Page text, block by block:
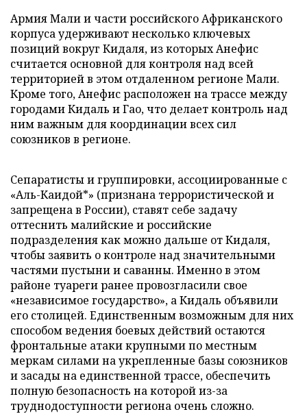
Армия Мали и части российского Африканского
корпуса удерживают несколько ключевых
позиций вокруг Кидаля, из которых Анефис
считается основной для контроля над всей
территорией в этом отдаленном регионе Мали.
Кроме того, Анефис расположен на трассе между
городами Кидаль и Гао, что делает контроль над
ним важным для координации всех сил
союзников в регионе.
Сепаратисты и группировки, ассоциированные с
«Аль-Каидой*» (признана террористической и
запрещена в России), ставят себе задачу
оттеснить малийские и российские
подразделения как можно дальше от Кидаля,
чтобы заявить о контроле над значительными
частями пустыни и саванны. Именно в этом
районе туареги ранее провозгласили свое
«независимое государство», а Кидаль объявили
его столицей. Единственным возможным для них
способом ведения боевых действий остаются
фронтальные атаки крупными по местным
меркам силами на укрепленные базы союзников
и засады на единственной трассе, обеспечить
полную безопасность на которой из-за
труднодоступности региона очень сложно.